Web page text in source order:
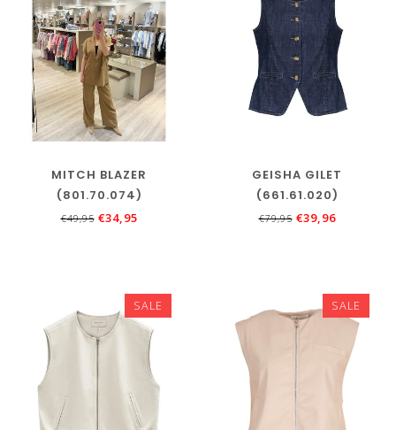
MITCH BLAZER
(801.70.074)
€49,95 €34,95
GEISHA GILET
(661.61.020)
€79,95 €39,96
SALE SALE